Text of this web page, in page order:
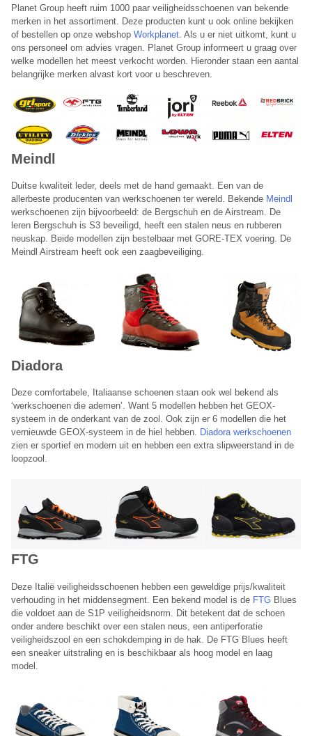
Planet Group heeft ruim 1000 paar veiligheidsschoenen van bekende
merken in het assortiment. Deze producten kunt u ook online bekijken
of bestellen op onze webshop Workplanet . Als u er niet uitkomt, kunt u
ons personeel om advies vragen. Planet Group informeert u graag over
welke modellen het meest verkocht worden. Hieronder staan een aantal
belangrijke merken alvast kort voor u beschreven.
Meindl
Duitse kwaliteit leder, deels met de hand gemaakt. Een van de
allerbeste producenten van werkschoenen ter wereld. Bekende Meindl
werkschoenen zijn bijvoorbeeld: de Bergschuh en de Airstream. De
leren Bergschuh is S3 beveiligd, heeft een stalen neus en rubberen
neuskap. Beide modellen zijn bestelbaar met GORE-TEX voering. De
Meindl Airstream heeft ook een zaagbeveiliging.
Diadora
Deze comfortabele, Italiaanse schoenen staan ook wel bekend als
‘werkschoenen die ademen’. Want 5 modellen hebben het GEOX-
systeem in de onderkant van de zool. Ook zijn er 6 modellen die het
vernieuwde GEOX-systeem in de hiel hebben. Diadora werkschoenen
zien er sportief en modern uit en hebben een extra slipweerstand in de
loopzool.
FTG
Deze Italië veiligheidsschoenen hebben een geweldige prijs/kwaliteit
verhouding in het middensegment. Een bekend model is de FTG Blues
die voldoet aan de S1P veiligheidsnorm. Dit betekent dat de schoen
onder andere beschikt over een stalen neus, een antiperforatie
veiligheidszool en een schokdemping in de hak. De FTG Blues heeft
een sneaker uitstraling en is beschikbaar als hoog model en laag
model.
Planet Group belt je terug
Laat hieronder je telefoonnummer achter en je wordt direct
teruggebeld door een van onze medewerkers.
Telefoonnummer:
Onze terugbelservice is beschikbaar van maandag t/m vrijdag